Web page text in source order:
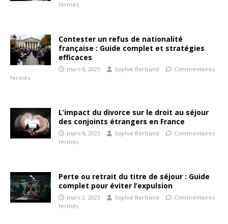
fermés
Contester un refus de nationalité
française : Guide complet et stratégies
efficaces
mars 6, 2025 Sophie Bertrand
Commentaires
fermés
L’impact du divorce sur le droit au séjour
des conjoints étrangers en France
mars 4, 2025 Sophie Bertrand
Commentaires
fermés
Perte ou retrait du titre de séjour : Guide
complet pour éviter l’expulsion
mars 2, 2025 Sophie Bertrand
Commentaires
fermés